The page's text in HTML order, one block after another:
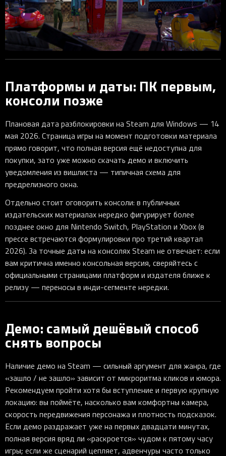
Платформы и даты: ПК первым,
консоли позже
Плановая дата разблокировки на Steam для Windows — 14
мая 2026. Страница игры на момент подготовки материала
прямо говорит, что полная версия ещё недоступна для
покупки, зато уже можно скачать демо и включить
уведомления из вишлиста — типичная схема для
предрелизного окна.
Отдельно стоит оговорить консоли: в публичных
издательских материалах нередко фигурирует более
позднее окно для Nintendo Switch, PlayStation и Xbox (в
прессе встречаются формулировки про третий квартал
2026). За точные даты на консолях Steam не отвечает: если
вам критична именно консольная версия, сверяйтесь с
официальными страницами платформ и издателя ближе к
релизу — переносы в инди-сегменте нередки.
Демо: самый дешёвый способ
снять вопросы
Наличие демо на Steam — сильный аргумент для жанра, где
«зашло / не зашло» зависит от микроритма кликов и юмора.
Рекомендуем пройти хотя бы вступление и первую крупную
локацию: вы поймёте, насколько вам комфортны камера,
скорость передвижения персонажа и плотность подсказок.
Если демо раздражает уже на первых двадцати минутах,
полная версия вряд ли «раскроется» чудом к пятому часу
игры; если же сценарий цепляет, адвенчуры часто только